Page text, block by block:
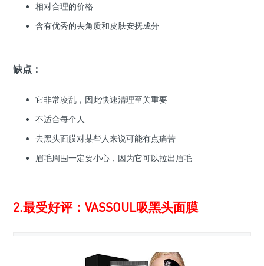
相对合理的价格
含有优秀的去角质和皮肤安抚成分
缺点：
它非常凌乱，因此快速清理至关重要
不适合每个人
去黑头面膜对某些人来说可能有点痛苦
眉毛周围一定要小心，因为它可以拉出眉毛
2.最受好评：VASSOUL吸黑头面膜